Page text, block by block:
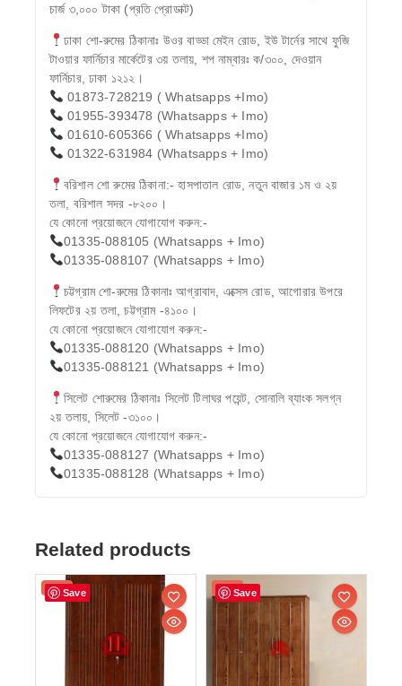
চার্জ ৩,০০০ টাকা (প্রতি প্রোডাক্ট)
ঢাকা শো-রুমের ঠিকানাঃ উওর বাড্ডা মেইন রোড, ইউ টার্নের সাথে ফুজি
টাওয়ার ফার্নিচার মার্কেটের ৩য় তলায়, শপ নাম্বারঃ ক/৩০০, দেওয়ান
ফার্নিচার, ঢাকা ১২১২।
01873-728219 ( Whatsapps +Imo)
01955-393478 (Whatsapps + Imo)
01610-605366 ( Whatsapps +Imo)
01322-631984 (Whatsapps + Imo)
বরিশাল শো রুমের ঠিকানা:- হাসপাতাল রোড, নতুন বাজার ১ম ও ২য়
তলা, বরিশাল সদর -৮২০০।
যে কোনো প্রয়োজনে যোগাযোগ করুন:-
01335-088105 (Whatsapps + Imo)
01335-088107 (Whatsapps + Imo)
চট্টগ্রাম শো-রুমের ঠিকানাঃ আগ্রাবাদ, এক্সেস রোড, আগোরার উপরে
লিফটের ২য় তলা, চট্টগ্রাম -৪১০০।
যে কোনো প্রয়োজনে যোগাযোগ করুন:-
01335-088120 (Whatsapps + Imo)
01335-088121 (Whatsapps + Imo)
সিলেট শোরুমের ঠিকানাঃ সিলেট টিলাঘর পয়েন্ট, সোনালি ব্যাংক সলগ্ন
২য় তলায়, সিলেট -৩১০০।
যে কোনো প্রয়োজনে যোগাযোগ করুন:-
01335-088127 (Whatsapps + Imo)
01335-088128 (Whatsapps + Imo)
Related products
Save
Sale! Save
Sale!